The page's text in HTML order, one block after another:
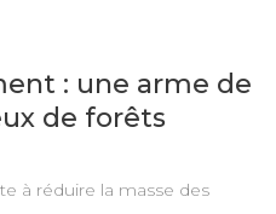
: une arme de
de forêts
à réduire la masse des